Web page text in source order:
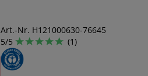
Art.-Nr. H121000630-76645
5/5
(1)